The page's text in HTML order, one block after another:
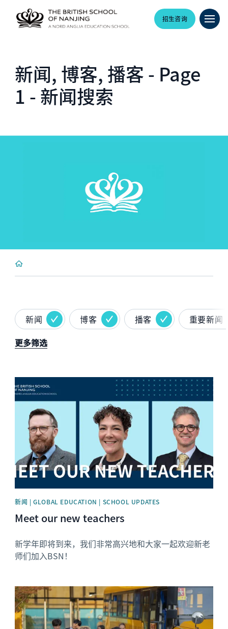
招生咨询
新闻, 博客, 播客 - Page
1 - 新闻搜索
新闻 博客 播客
重要新闻
更多筛选
新闻 | GLOBAL EDUCATION | SCHOOL UPDATES
Meet our new teachers
新学年即将到来，我们非常高兴地和大家一起欢迎新老
师们加入BSN！
News image